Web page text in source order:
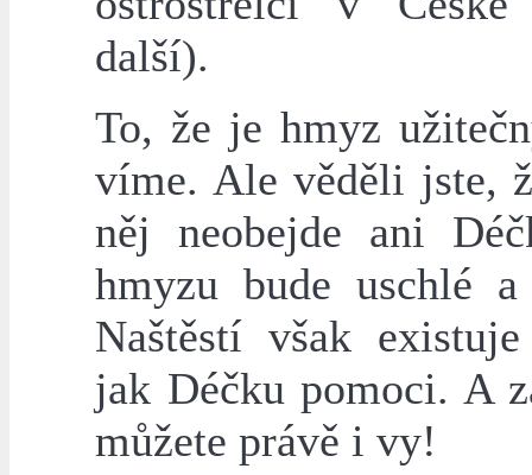
další).
To, že je hmyz
víme. Ale věděli jste,
něj neobejde ani
hmyzu bude uschlé
Naštěstí však
jak Déčku pomoci. A
můžete právě i vy!